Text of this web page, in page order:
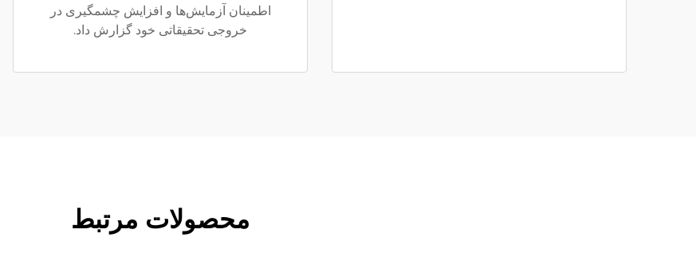
اطمینان آزمایش‌ها و افزایش چشمگیری در
خروجی تحقیقاتی خود گزارش داد.
محصولات مرتبط